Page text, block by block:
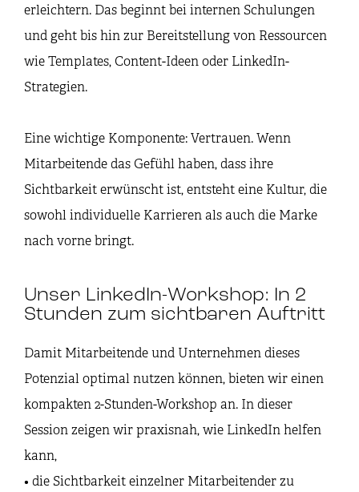
erleichtern. Das beginnt bei internen Schulungen
und geht bis hin zur Bereitstellung von Ressourcen
wie Templates, Content-Ideen oder LinkedIn-
Strategien.
Eine wichtige Komponente: Vertrauen. Wenn
Mitarbeitende das Gefühl haben, dass ihre
Sichtbarkeit erwünscht ist, entsteht eine Kultur, die
sowohl individuelle Karrieren als auch die Marke
nach vorne bringt.
Unser LinkedIn-Workshop: In 2
Stunden zum sichtbaren Auftritt
Damit Mitarbeitende und Unternehmen dieses
Potenzial optimal nutzen können, bieten wir einen
kompakten 2-Stunden-Workshop an. In dieser
Session zeigen wir praxisnah, wie LinkedIn helfen
kann,
• die Sichtbarkeit einzelner Mitarbeitender zu